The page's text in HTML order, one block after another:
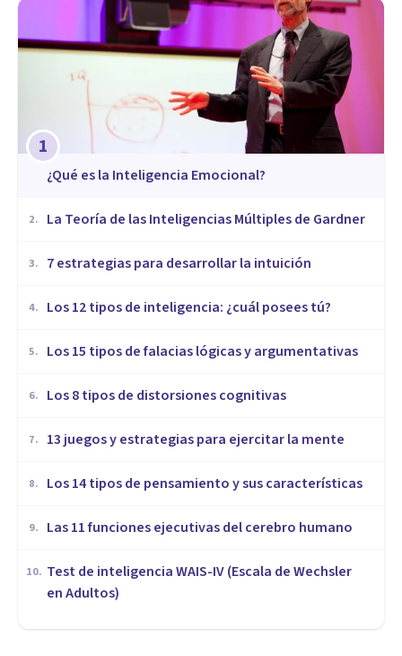
1
¿Qué es la Inteligencia Emocional?
2. La Teoría de las Inteligencias Múltiples de Gardner
3. 7 estrategias para desarrollar la intuición
4. Los 12 tipos de inteligencia: ¿cuál posees tú?
5. Los 15 tipos de falacias lógicas y argumentativas
6. Los 8 tipos de distorsiones cognitivas
7. 13 juegos y estrategias para ejercitar la mente
8. Los 14 tipos de pensamiento y sus características
9. Las 11 funciones ejecutivas del cerebro humano
10. Test de inteligencia WAIS-IV (Escala de Wechsler
en Adultos)
Inteligencia corporal